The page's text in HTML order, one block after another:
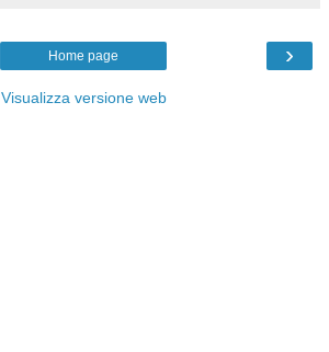
›
Home page
Visualizza versione web